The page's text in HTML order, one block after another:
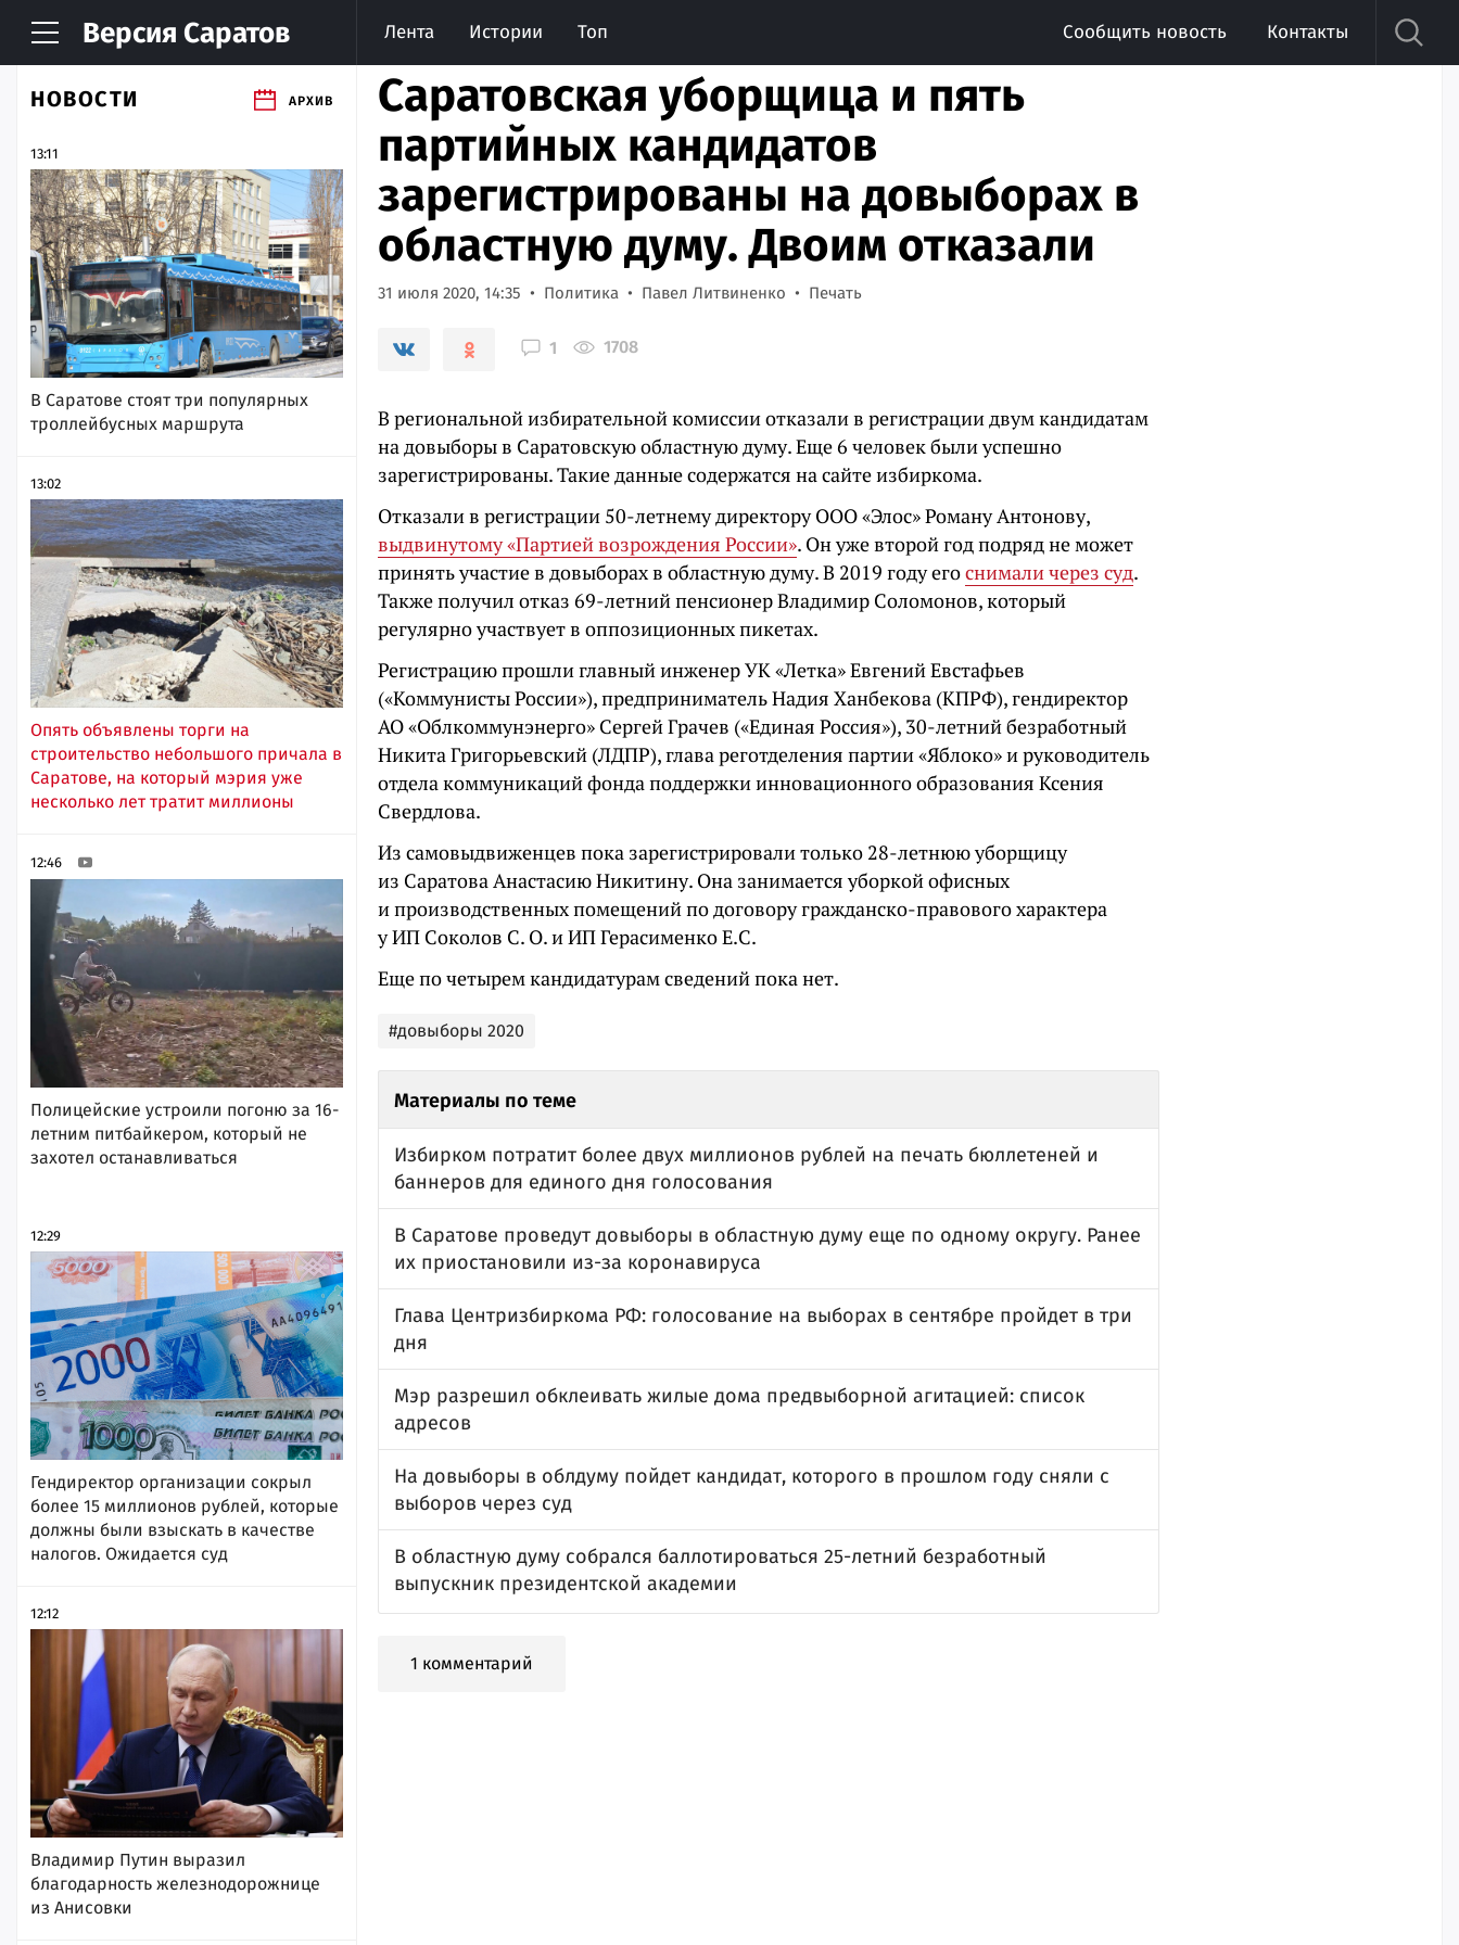
Версия Саратов Лента Истории Топ Сообщить новость Контакты
НОВОСТИ АРХИВ
13:11
В Саратове стоят три популярных
троллейбусных маршрута
13:02
Опять объявлены торги на
строительство небольшого причала в
Саратове, на который мэрия уже
несколько лет тратит миллионы
12:46
Полицейские устроили погоню за 16-
летним питбайкером, который не
захотел останавливаться
12:29
Гендиректор организации сокрыл
более 15 миллионов рублей, которые
должны были взыскать в качестве
налогов. Ожидается суд
12:12
Владимир Путин выразил
благодарность железнодорожнице
из Анисовки
Саратовская уборщица и пять
партийных кандидатов
зарегистрированы на довыборах в
областную думу. Двоим отказали
31 июля 2020, 14:35 Политика Павел Литвиненко Печать
1 1708
В региональной избирательной комиссии отказали в регистрации двум кандидатам
на довыборы в Саратовскую областную думу. Еще 6 человек были успешно
зарегистрированы. Такие данные содержатся на сайте избиркома.
Отказали в регистрации 50-летнему директору ООО «Элос» Роману Антонову,
выдвинутому «Партией возрождения России». Он уже второй год подряд не может
принять участие в довыборах в областную думу. В 2019 году егоснимали через суд.
Также получил отказ 69-летний пенсионер Владимир Соломонов, который
регулярно участвует в оппозиционных пикетах.
Регистрацию прошли главный инженер УК «Летка» Евгений Евстафьев
(«Коммунисты России»), предприниматель Надия Ханбекова (КПРФ), гендиректор
АО «Облкоммунэнерго» Сергей Грачев («Единая Россия»), 30-летний безработный
Никита Григорьевский (ЛДПР), глава реготделения партии «Яблоко» и руководитель
отдела коммуникаций фонда поддержки инновационного образования Ксения
Свердлова.
Из самовыдвиженцев пока зарегистрировали только 28-летнюю уборщицу
из Саратова Анастасию Никитину. Она занимается уборкой офисных
и производственных помещений по договору гражданско-правового характера
у ИП Соколов С. О. и ИП Герасименко Е.С.
Еще по четырем кандидатурам сведений пока нет.
#довыборы 2020
Материалы по теме
Избирком потратит более двух миллионов рублей на печать бюллетеней и
баннеров для единого дня голосования
В Саратове проведут довыборы в областную думу еще по одному округу. Ранее
их приостановили из-за коронавируса
Глава Центризбиркома РФ: голосование на выборах в сентябре пройдет в три
дня
Мэр разрешил обклеивать жилые дома предвыборной агитацией: список
адресов
На довыборы в облдуму пойдет кандидат, которого в прошлом году сняли с
выборов через суд
В областную думу собрался баллотироваться 25-летний безработный
выпускник президентской академии
1 комментарий